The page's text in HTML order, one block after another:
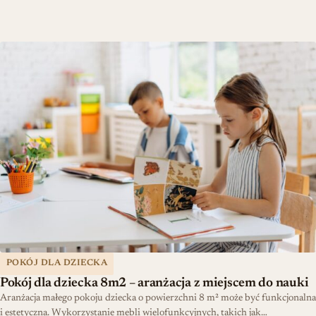
POKÓJ DLA DZIECKA
Pokój dla dziecka 8m2 – aranżacja z miejscem do nauki
Aranżacja małego pokoju dziecka o powierzchni 8 m² może być funkcjonalna
i estetyczna. Wykorzystanie mebli wielofunkcyjnych, takich jak…
Pokój dla dziecka 8m2 – aranżacja z miejscem do nauki